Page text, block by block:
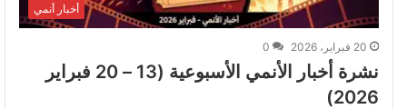
أخبار أنمي
20 فبراير، 2026 0
نشرة أخبار الأنمي الأسبوعية (13 – 20 فبراير
2026)